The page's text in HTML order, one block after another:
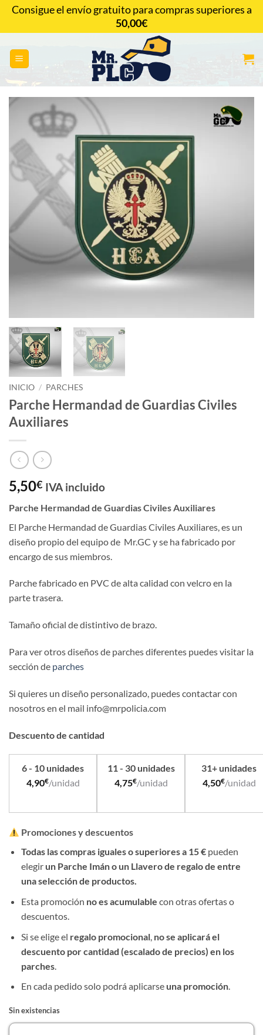
Saltar
contenido
CONTACTAR
INICIO / PARCHES
Parche Hermandad de Guardias Civiles
Auxiliares
5,50€ IVA incluido
Parche Hermandad de Guardias Civiles Auxiliares
El Parche Hermandad de Guardias Civiles Auxiliares, es un
diseño propio del equipo de Mr.GC y se ha fabricado por
encargo de sus miembros.
Parche fabricado en PVC de alta calidad con velcro en la
parte trasera.
Tamaño oficial de distintivo de brazo.
Para ver otros diseños de parches diferentes puedes visitar la
sección de parches
Si quieres un diseño personalizado, puedes contactar con
nosotros en el mail info@mrpolicia.com
Descuento de cantidad
6 - 10 unidades
4,90€/unidad
11 - 30 unidades
4,75€/unidad
31+ unidades
4,50€/unidad
Promociones y descuentos
Todas las compras iguales o superiores a 15 €pueden
elegir un Parche Imán o un Llavero de regalo de entre
una selección de productos.
Esta promoción no es acumulable con otras ofertas o
descuentos.
Si se elige el regalo promocional, no se aplicará el
descuento por cantidad (escalado de precios) en los
parches.
En cada pedido solo podrá aplicarse una promoción.
Sin existencias
Consigue el envío gratuito para compras superiores a
50,00€